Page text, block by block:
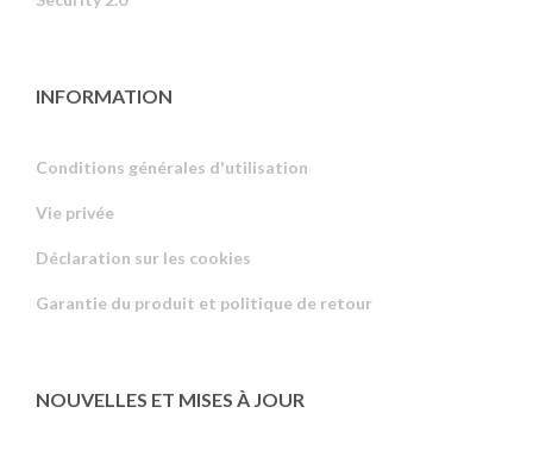
INFORMATION
Conditions générales d'utilisation
Vie privée
Déclaration sur les cookies
Garantie du produit et politique de retour
NOUVELLES ET MISES À JOUR